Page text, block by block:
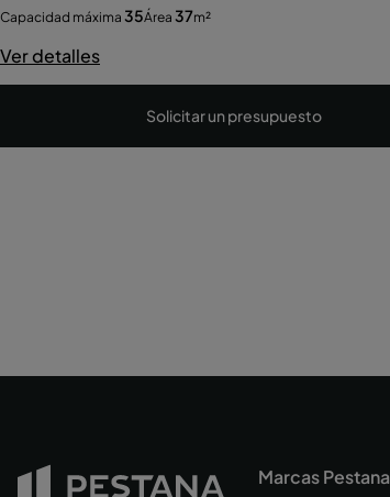
Capacidad máxima 35Área 37m²
Ver detalles
Solicitar un presupuesto
Marcas Pestana